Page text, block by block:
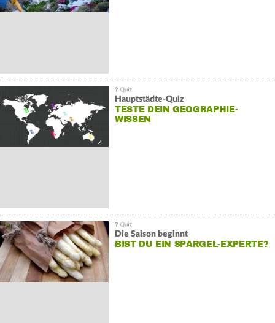
Hauptstädte-Quiz
TESTE DEIN GEOGRAPHIE-
WISSEN
Die Saison beginnt
BIST DU EIN SPARGEL-EXPERTE?